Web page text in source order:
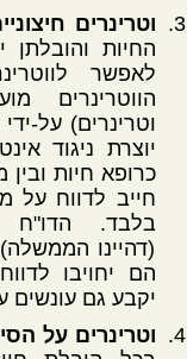
וטרינרים
החיות והובלתן
לאפשר
הווטרינרים
וטרינרים) על-
יוצרת ניגוד
כרופא חיות
חייב לדווח על
(דהיינו
יקבע גם
וטרינרים על